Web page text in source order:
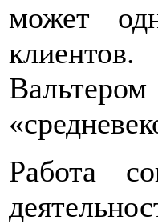
может
Работа